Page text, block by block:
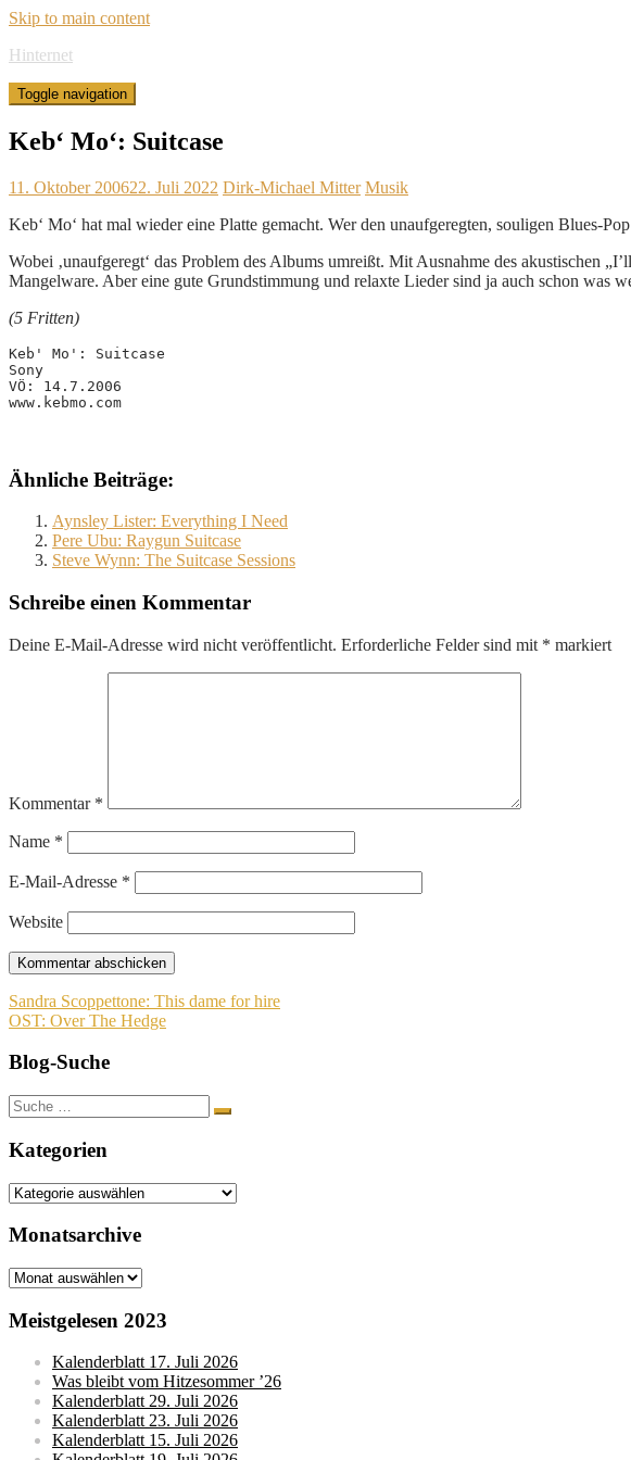
Skip to main content
Hinternet
Toggle navigation
Keb‘ Mo‘: Suitcase
11. Oktober 200622. Juli 2022 Dirk-Michael Mitter Musik
Keb‘ Mo‘ hat mal wieder eine Platte gemacht. Wer den unaufgeregten, souligen Blues-
Wobei ‚unaufgeregt‘ das Problem des Albums umreißt. Mit Ausnahme des akustischen
Mangelware. Aber eine gute Grundstimmung und relaxte Lieder sind ja auch schon was
(5 Fritten)
Keb' Mo': Suitcase
Sony
VÖ: 14.7.2006
www.kebmo.com
Ähnliche Beiträge:
Aynsley Lister: Everything I Need
Pere Ubu: Raygun Suitcase
Steve Wynn: The Suitcase Sessions
Schreibe einen Kommentar
Deine E-Mail-Adresse wird nicht veröffentlicht. Erforderliche Felder sind mit * markiert
Kommentar *
Name *
E-Mail-Adresse *
Website
Beitragsnavigation
Sandra Scoppettone: This dame for hire
OST: Over The Hedge
Blog-Suche
Suche
nach:
Kategorien
Kategorien
Monatsarchive
Monatsarchive
Meistgelesen 2023
Kalenderblatt 17. Juli 2026
Was bleibt vom Hitzesommer ’26
Kalenderblatt 29. Juli 2026
Kalenderblatt 23. Juli 2026
Kalenderblatt 15. Juli 2026